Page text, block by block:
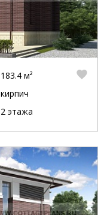
183.4 м²
кирпич
2 этажа